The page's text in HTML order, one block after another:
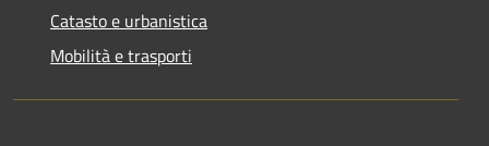
Catasto e urbanistica
Mobilità e trasporti